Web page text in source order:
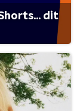
dit